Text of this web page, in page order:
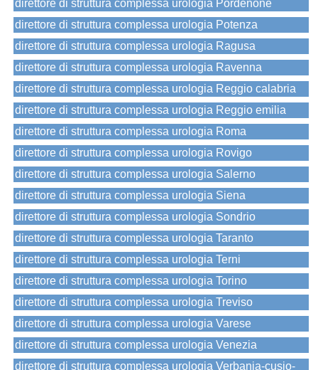
direttore di struttura complessa urologia Pordenone
direttore di struttura complessa urologia Potenza
direttore di struttura complessa urologia Ragusa
direttore di struttura complessa urologia Ravenna
direttore di struttura complessa urologia Reggio calabria
direttore di struttura complessa urologia Reggio emilia
direttore di struttura complessa urologia Roma
direttore di struttura complessa urologia Rovigo
direttore di struttura complessa urologia Salerno
direttore di struttura complessa urologia Siena
direttore di struttura complessa urologia Sondrio
direttore di struttura complessa urologia Taranto
direttore di struttura complessa urologia Terni
direttore di struttura complessa urologia Torino
direttore di struttura complessa urologia Treviso
direttore di struttura complessa urologia Varese
direttore di struttura complessa urologia Venezia
direttore di struttura complessa urologia Verbania-cusio-